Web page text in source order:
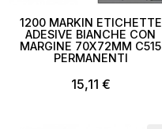
1200 MARKIN ETICHETTE
ADESIVE BIANCHE CON
MARGINE 70X72MM C515
PERMANENTI
15,11 €